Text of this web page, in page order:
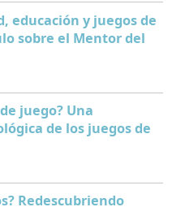
educación y juegos de
sobre el Mentor del
juego? Una
de los juegos de
Redescubriendo